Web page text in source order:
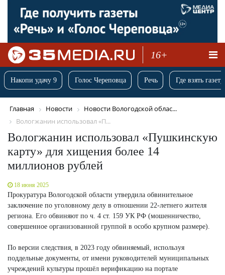
16+
Накопи удачу 9 Голос Череповца Речь Где взять
Главная Новости
Новости Вологодской облас...
Вологжанин использовал «П...
Вологжанин использовал «Пушкинскую
карту» для хищения более 14
миллионов рублей
18 июня 2025
Прокуратура Вологодской области утвердила обвинительное
заключение по уголовному делу в отношении 22-летнего жителя
региона. Его обвиняют по ч. 4 ст. 159 УК РФ (мошенничество,
совершенное организованной группой в особо крупном размере).
По версии следствия, в 2023 году обвиняемый, используя
поддельные документы, от имени руководителей муниципальных
учреждений культуры прошёл верификацию на портале